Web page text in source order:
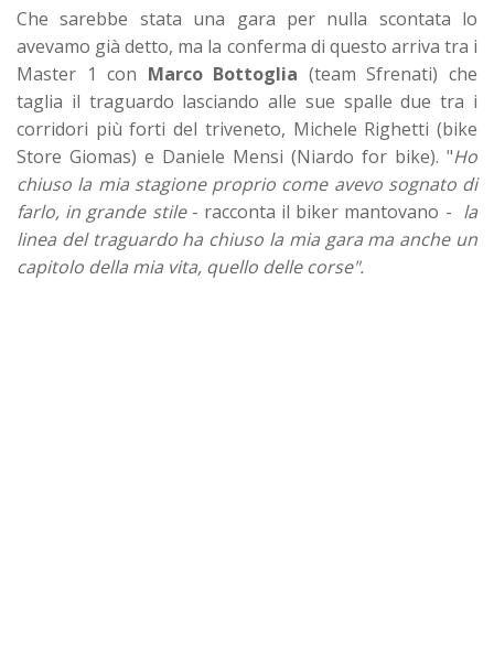
Che sarebbe stata una gara per nulla scontata lo
avevamo già detto, ma la conferma di questo arriva tra i
Master 1 con Marco Bottoglia (team Sfrenati) che
taglia il traguardo lasciando alle sue spalle due tra i
corridori più forti del triveneto, Michele Righetti (bike
Store Giomas) e Daniele Mensi (Niardo for bike). "Ho
chiuso la mia stagione proprio come avevo sognato di
farlo, in grande stile- racconta il biker mantovano - la
linea del traguardo ha chiuso la mia gara ma anche un
capitolo della mia vita, quello delle corse".